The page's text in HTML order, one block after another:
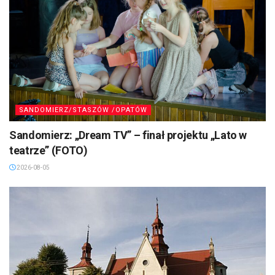
SANDOMIERZ/STASZÓW /OPATÓW
Sandomierz: „Dream TV” – finał projektu „Lato w
teatrze” (FOTO)
2026-08-05